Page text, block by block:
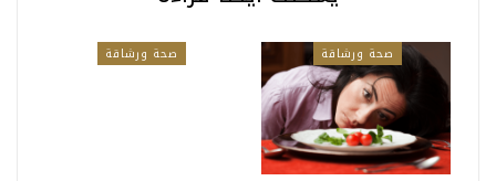
صحة ورشاقة صحة ورشاقة